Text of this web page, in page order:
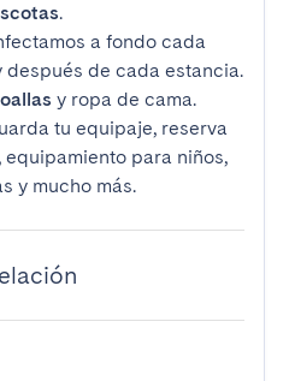
.
a fondo cada
de cada estancia.
y ropa de cama.
tu equipaje, reserva
para niños,
y mucho más.